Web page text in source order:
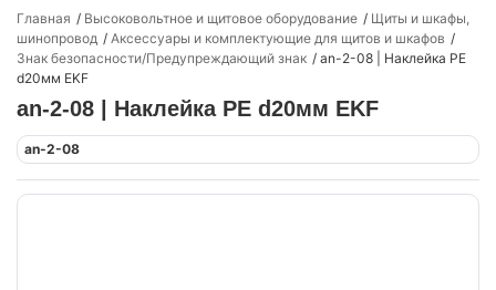
Главная Высоковольтное и щитовое оборудование
Щиты и шкафы,
шинопровод
Аксессуары и комплектующие для щитов и шкафов
Знак безопасности/Предупреждающий знак
an-2-08 | Наклейка PE
d20мм EKF
an-2-08 | Наклейка PE d20мм EKF
an-2-08